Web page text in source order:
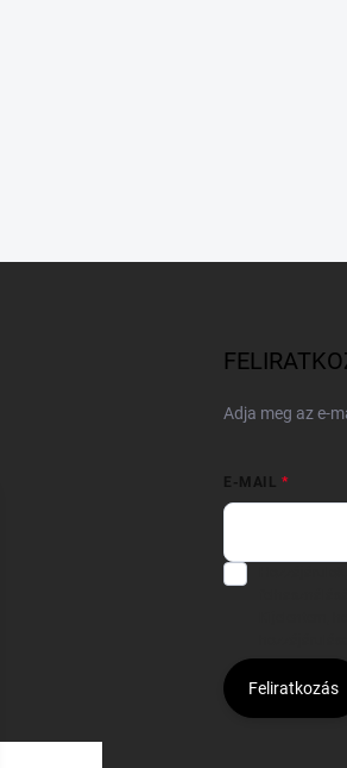
Adja meg az e-
E-MAIL
Feliratkozás